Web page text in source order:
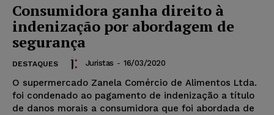
Consumidora ganha direito à
indenização por abordagem de
segurança
DESTAQUES Juristas - 16/03/2020
O supermercado Zanela Comércio de Alimentos Ltda.
foi condenado ao pagamento de indenização a título
de danos morais a consumidora que foi abordada de